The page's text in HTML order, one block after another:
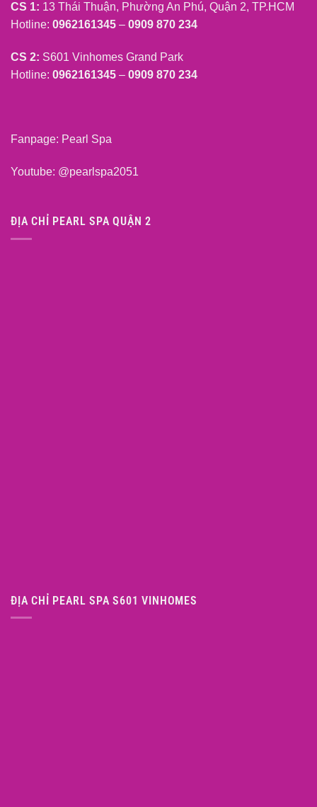
CS 1: 13 Thái Thuận, Phường An Phú, Quận 2, TP.HCM
Hotline: 0962161345 – 0909 870 234
CS 2: S601 Vinhomes Grand Park
Hotline: 0962161345 – 0909 870 234
Fanpage: Pearl Spa
Youtube: @pearlspa2051
ĐỊA CHỈ PEARL SPA QUẬN 2
ĐỊA CHỈ PEARL SPA S601 VINHOMES